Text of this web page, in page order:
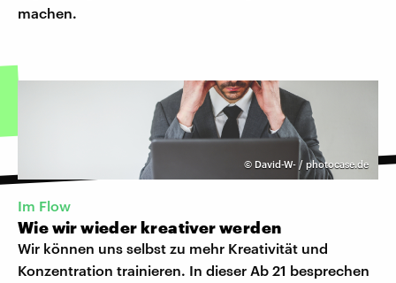
machen.
© David-W- / photocase.de
Im Flow
Wie wir wieder kreativer werden
Wir können uns selbst zu mehr Kreativität und
Konzentration trainieren. In dieser Ab 21 besprechen